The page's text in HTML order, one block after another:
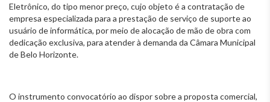
Eletrônico, do tipo menor preço, cujo objeto é a contratação de
empresa especializada para a prestação de serviço de suporte ao
usuário de informática, por meio de alocação de mão de obra com
dedicação exclusiva, para atender à demanda da Câmara Municipal
de Belo Horizonte.
O instrumento convocatório ao dispor sobre a proposta comercial,